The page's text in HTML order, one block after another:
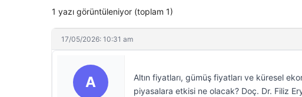
1 yazı görüntüleniyor (toplam 1)
17/05/2026: 10:31 am
A
Altın fiyatları, gümüş fiyatları ve küresel
piyasalara etkisi ne olacak? Doç. Dr. Filiz